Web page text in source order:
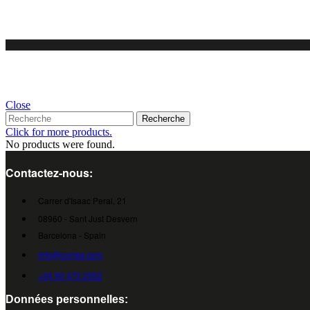
Close
Recherche
Click for more products.
No products were found.
Contactez-nous:
Carrer d'Isaac Peral, 21
08960 - Sant Just Desvern
Barcelona - Spain
info@cumsa.com
+34 93 473 2552
Données personnelles: